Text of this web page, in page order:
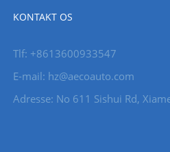
KONTAKT OS
Tlf: +8613600933547
E-mail: hz@aecoauto.com
Adresse: No 611 Sishui Rd,